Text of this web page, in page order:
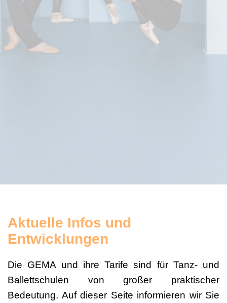
Aktuelle Infos und
Entwicklungen
Die GEMA und ihre Tarife sind für Tanz- und
Ballettschulen von großer praktischer
Bedeutung. Auf dieser Seite informieren wir Sie